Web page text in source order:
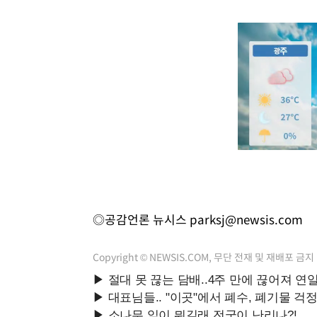
◎공감언론 뉴시스 parksj@newsis.com
Copyright © NEWSIS.COM, 무단 전재 및 재배포 금지